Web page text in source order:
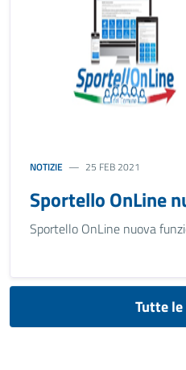
NOTIZIE 25 FEB 2021
Sportello OnLine
Sportello OnLine nuova
Tutte